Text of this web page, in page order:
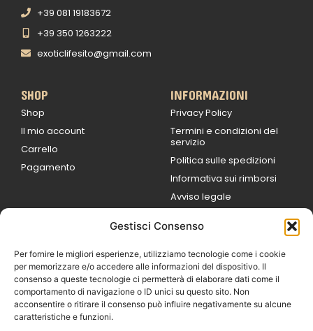
Gestisci Consenso
Per fornire le migliori esperienze, utilizziamo tecnologie come i cookie
per memorizzare e/o accedere alle informazioni del dispositivo. Il
consenso a queste tecnologie ci permetterà di elaborare dati come il
comportamento di navigazione o ID unici su questo sito. Non
acconsentire o ritirare il consenso può influire negativamente su alcune
caratteristiche e funzioni.
+39 081 19183672
+39 350 1263222
exoticlifesito@gmail.com
SHOP
Shop
Il mio account
Carrello
Pagamento
INFORMAZIONI
Privacy Policy
Termini e condizioni del
servizio
Politica sulle spedizioni
Informativa sui rimborsi
Avviso legale
9:00
Sabato 09:00 /
14:00
16:30 / 20:00
Domenica